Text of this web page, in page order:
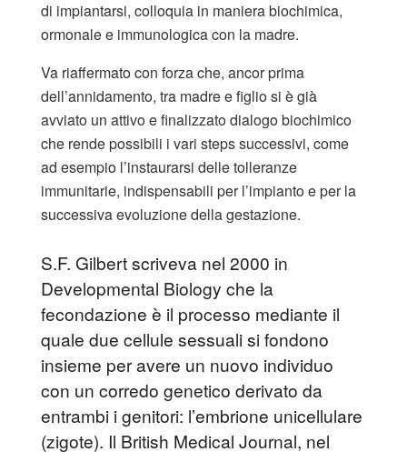
di impiantarsi, colloquia in maniera biochimica,
ormonale e immunologica con la madre.
Va riaffermato con forza che, ancor prima
dell’annidamento, tra madre e figlio si è già
avviato un attivo e finalizzato dialogo biochimico
che rende possibili i vari steps successivi, come
ad esempio l’instaurarsi delle tolleranze
immunitarie, indispensabili per l’impianto e per la
successiva evoluzione della gestazione.
S.F. Gilbert scriveva nel 2000 in
Developmental Biology che la
fecondazione è il processo mediante il
quale due cellule sessuali si fondono
insieme per avere un nuovo individuo
con un corredo genetico derivato da
entrambi i genitori: l’embrione unicellulare
(zigote). Il British Medical Journal, nel